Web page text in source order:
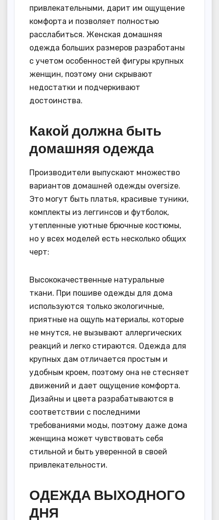
привлекательными, дарит им ощущение
комфорта и позволяет полностью
расслабиться. Женская домашняя
одежда больших размеров разработаны
с учетом особенностей фигуры крупных
женщин, поэтому они скрывают
недостатки и подчеркивают
достоинства.
Какой должна быть
домашняя одежда
Производители выпускают множество
вариантов домашней одежды oversize.
Это могут быть платья, красивые туники,
комплекты из леггинсов и футболок,
утепленные уютные брючные костюмы,
но у всех моделей есть несколько общих
черт:
Высококачественные натуральные
ткани. При пошиве одежды для дома
используются только экологичные,
приятные на ощупь материалы, которые
не мнутся, не вызывают аллергических
реакций и легко стираются. Одежда для
крупных дам отличается простым и
удобным кроем, поэтому она не стесняет
движений и дает ощущение комфорта.
Дизайны и цвета разрабатываются в
соответствии с последними
требованиями моды, поэтому даже дома
женщина может чувствовать себя
стильной и быть уверенной в своей
привлекательности.
ОДЕЖДА ВЫХОДНОГО
ДНЯ